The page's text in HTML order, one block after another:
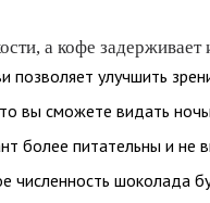
а кофе задерживает
позволяет улучшить
вы сможете видать
более питательны и не
численность шоколада